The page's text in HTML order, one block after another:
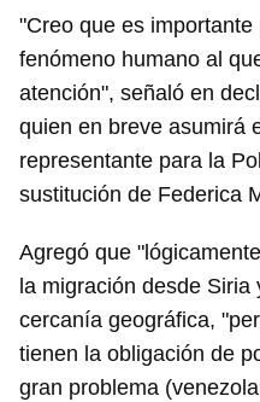
"Creo que es
fenómeno humano al
atención", señaló en
quien en breve asumirá
representante para la
sustitución de Federica
Agregó que
la migración desde
cercanía geográfica,
tienen la obligación de
gran problema